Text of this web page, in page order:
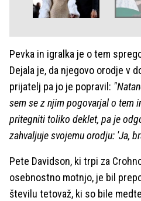
Pevka in igralka je o tem
Dejala je, da njegovo orodje v
prijatelj pa jo je popravil:
sem se z njim pogovarjal o tem
pritegniti toliko deklet, pa je
zahvaljuje svojemu orodju: 'Ja,
Pete Davidson, ki trpi za
osebnostno motnjo, je bil
številu tetovaž, ki so bile